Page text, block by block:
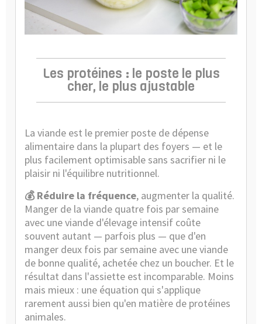
Les protéines : le poste le plus
cher, le plus ajustable
La viande est le premier poste de dépense
alimentaire dans la plupart des foyers — et le
plus facilement optimisable sans sacrifier ni le
plaisir ni l'équilibre nutritionnel.
💰 Réduire la fréquence, augmenter la qualité.
Manger de la viande quatre fois par semaine
avec une viande d'élevage intensif coûte
souvent autant — parfois plus — que d'en
manger deux fois par semaine avec une viande
de bonne qualité, achetée chez un boucher. Et le
résultat dans l'assiette est incomparable. Moins
mais mieux : une équation qui s'applique
rarement aussi bien qu'en matière de protéines
animales.